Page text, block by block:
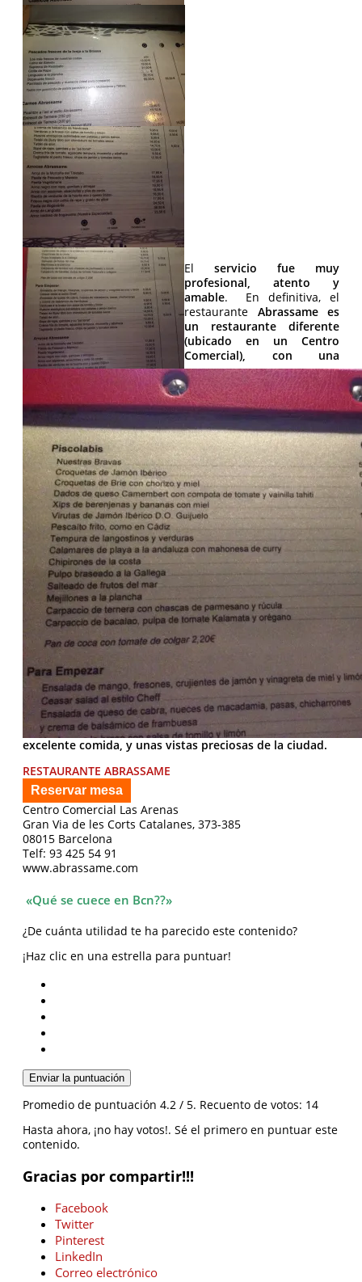
El servicio fue muy
profesional, atento y
amable. En definitiva, el
restaurante Abrassame es
un restaurante diferente
(ubicado en un Centro
Comercial), con una
excelente comida, y unas vistas preciosas de la ciudad.
RESTAURANTE ABRASSAME
Reservar mesa
Centro Comercial Las Arenas
Gran Via de les Corts Catalanes, 373-385
08015 Barcelona
Telf: 93 425 54 91
www.abrassame.com
«Qué se cuece en Bcn??»
¿De cuánta utilidad te ha parecido este contenido?
¡Haz clic en una estrella para puntuar!
Enviar la puntuación
Promedio de puntuación 4.2 / 5. Recuento de votos: 14
Hasta ahora, ¡no hay votos!. Sé el primero en puntuar este
contenido.
Gracias por compartir!!!
Facebook
Twitter
Pinterest
LinkedIn
Correo electrónico